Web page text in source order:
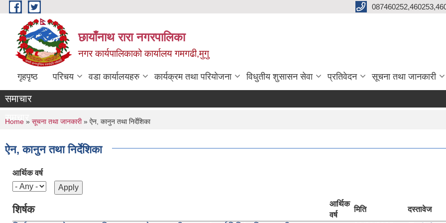
Skip to main content
छायाँनाथ रारा नगरपालिका
नगर कार्यपालिकाको कार्यालय गमगढी,मुगु
गृहपृष्ठ परिचय वडा कार्यालयहरु कार्यक्रम तथा परियोजना विधुतीय शुसासन सेवा प्रतिवेदन सूचना तथा जानकारी
समाचार
समचार
You are here
Home » सूचना तथा जानकारी» ऐन, कानुन तथा निर्देशिका
ऐन, कानुन तथा निर्देशिका
आर्थिक वर्ष
शिर्षक
आर्थिक
वर्ष
मिति दस्तावेज